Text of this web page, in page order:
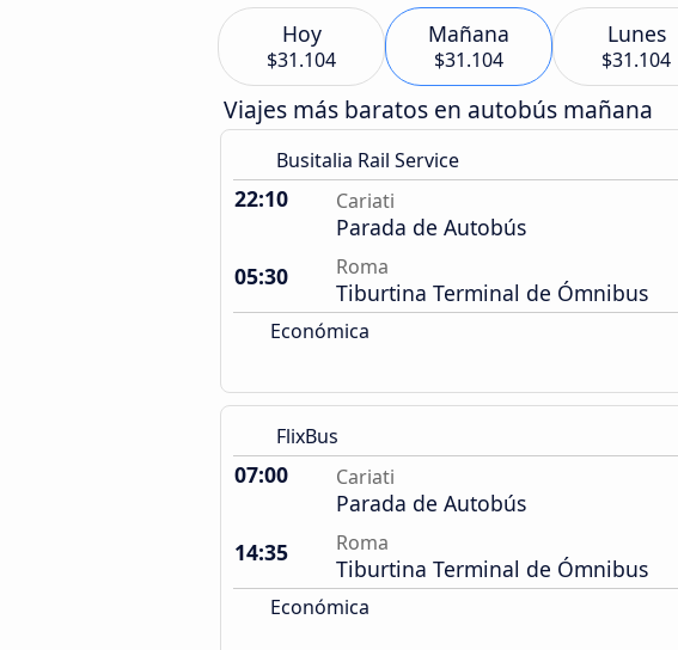
Hoy
$31.104
Mañana
$31.104
Lunes
$31.104
Viajes más baratos en autobús mañana
Busitalia Rail Service
22:10 Cariati
Parada de Autobús
05:30
Roma
Tiburtina Terminal de Ómnibus
Económica
FlixBus
07:00 Cariati
Parada de Autobús
14:35
Roma
Tiburtina Terminal de Ómnibus
Económica